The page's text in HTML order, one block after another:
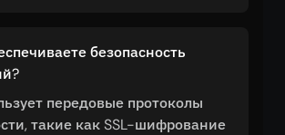
безопасность
передовые протоколы
такие как SSL-шифрование